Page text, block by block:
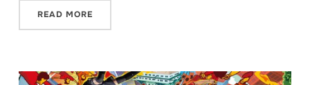
READ MORE